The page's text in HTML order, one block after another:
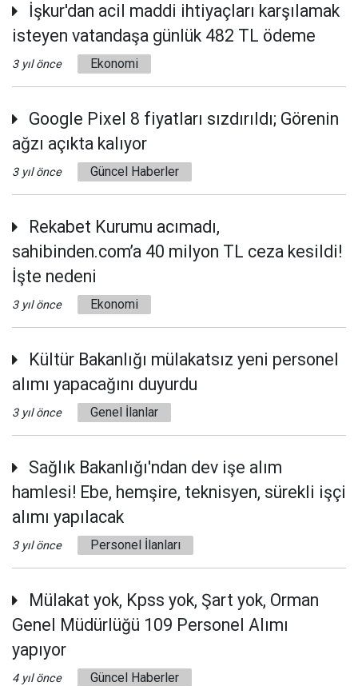
İşkur'dan acil maddi ihtiyaçları karşılamak
isteyen vatandaşa günlük 482 TL ödeme
3 yıl önce Ekonomi
Google Pixel 8 fiyatları sızdırıldı; Görenin
ağzı açıkta kalıyor
3 yıl önce Güncel Haberler
Rekabet Kurumu acımadı,
sahibinden.com’a 40 milyon TL ceza kesildi!
İşte nedeni
3 yıl önce Ekonomi
Kültür Bakanlığı mülakatsız yeni personel
alımı yapacağını duyurdu
3 yıl önce Genel İlanlar
Sağlık Bakanlığı'ndan dev işe alım
hamlesi! Ebe, hemşire, teknisyen, sürekli işçi
alımı yapılacak
3 yıl önce Personel İlanları
Mülakat yok, Kpss yok, Şart yok, Orman
Genel Müdürlüğü 109 Personel Alımı
yapıyor
4 yıl önce Güncel Haberler